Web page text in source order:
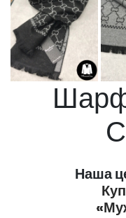
Наша